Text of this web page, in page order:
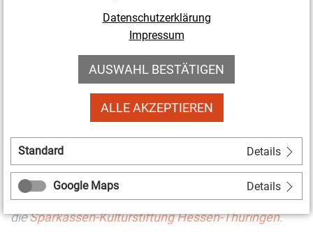
» Ausführliche Seminarbeschreibung und
KULTUR LAND BILDEN ist ein gemeinsames
Kooperationsprojekt der LAG Soziokultur Thüringen,
Thüringer Theaterverbandund der
und Theater in Thüringen.Es wird gefördert über das
Bundesministeriums für Ernährung und
Landwirtschaft, dieThüringer Staatskanzleisowie
dieSparkassen-Kulturstiftung Hessen-Thüringen.
Datenschutzerklärung
Impressum
AUSWAHL BESTÄTIGEN
ALLE AKZEPTIEREN
Standard Details
Google Maps Details